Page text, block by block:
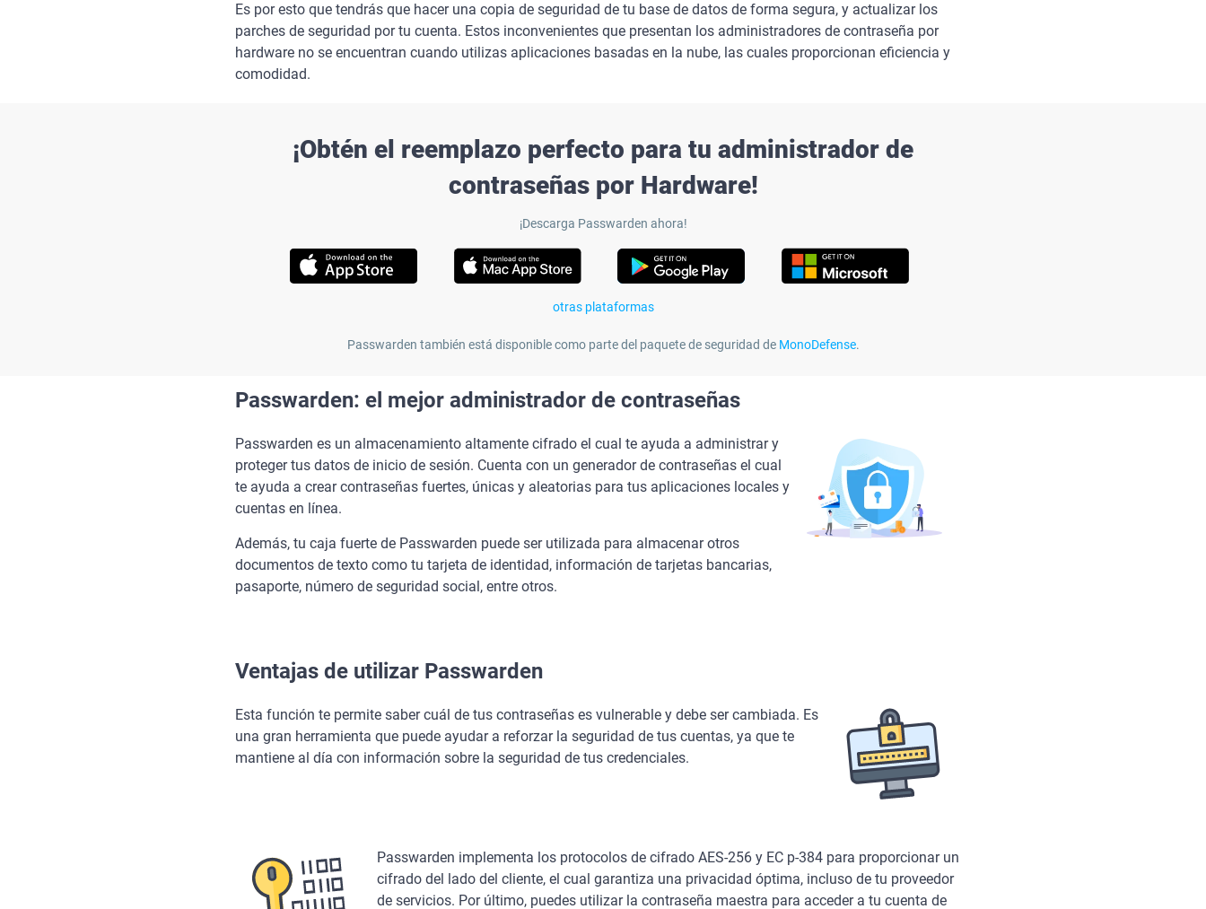
Es por esto que tendrás que hacer una copia de seguridad de tu base de datos de forma segura, y actualizar los
parches de seguridad por tu cuenta. Estos inconvenientes que presentan los administradores de contraseña por
hardware no se encuentran cuando utilizas aplicaciones basadas en la nube, las cuales proporcionan eficiencia y
comodidad.
¡Obtén el reemplazo perfecto para tu administrador de
contraseñas por Hardware!
¡Descarga Passwarden ahora!
otras plataformas
Passwarden también está disponible como parte del paquete de seguridad de MonoDefense.
Passwarden: el mejor administrador de contraseñas
Passwarden es un almacenamiento altamente cifrado el cual te ayuda a administrar y
proteger tus datos de inicio de sesión. Cuenta con un generador de contraseñas el cual
te ayuda a crear contraseñas fuertes, únicas y aleatorias para tus aplicaciones locales y
cuentas en línea.
Además, tu caja fuerte de Passwarden puede ser utilizada para almacenar otros
documentos de texto como tu tarjeta de identidad, información de tarjetas bancarias,
pasaporte, número de seguridad social, entre otros.
Ventajas de utilizar Passwarden
Esta función te permite saber cuál de tus contraseñas es vulnerable y debe ser cambiada. Es
una gran herramienta que puede ayudar a reforzar la seguridad de tus cuentas, ya que te
mantiene al día con información sobre la seguridad de tus credenciales.
Passwarden implementa los protocolos de cifrado AES-256 y ЕС р-384 para proporcionar un
cifrado del lado del cliente, el cual garantiza una privacidad óptima, incluso de tu proveedor
de servicios. Por último, puedes utilizar la contraseña maestra para acceder a tu cuenta de